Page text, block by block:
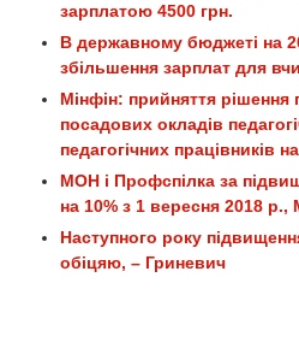
зарплатою 4500 грн.
В державному бюджеті на
збільшення зарплат для
Мінфін: прийняття рішення
посадових окладів
педагогічних працівників
МОН і Профспілка за
на 10% з 1 вересня 2018 р.,
Наступного року
обіцяю, ­– Гриневич